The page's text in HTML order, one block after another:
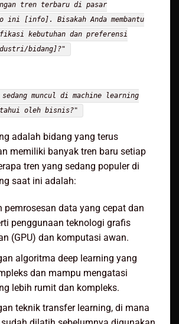
tren terbaru di pasar
ini [info]. Bisakah Anda membantu
kebutuhan dan preferensi
bidang]?"
muncul di machine learning
oleh bisnis?"
adalah bidang yang terus
memiliki banyak tren baru setiap
tren yang sedang populer di
saat ini adalah:
pemrosesan data yang cepat dan
penggunaan teknologi grafis
(GPU) dan komputasi awan.
algoritma deep learning yang
dan mampu mengatasi
lebih rumit dan kompleks.
teknik transfer learning, di mana